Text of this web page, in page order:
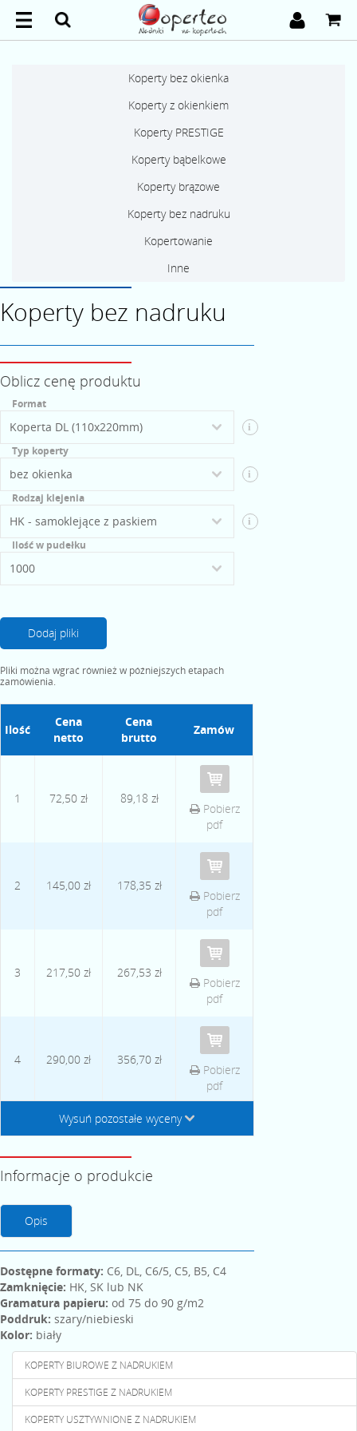
Koperty bez okienka
Koperty z okienkiem
Koperty PRESTIGE
Koperty bąbelkowe
Koperty brązowe
Koperty bez nadruku
Kopertowanie
Inne
Koperty bez nadruku
Oblicz cenę produktu
Format
i
Typ koperty
i
Rodzaj klejenia
i
Ilość w pudełku
Dodaj pliki
Pliki można wgrać również w późniejszych etapach
zamówienia.
Ilość
Cena
netto
Cena
brutto
Zamów
1 72,50 zł 89,18 zł
Pobierz
pdf
2 145,00 zł 178,35 zł
Pobierz
pdf
3 217,50 zł 267,53 zł
Pobierz
pdf
4 290,00 zł 356,70 zł
Pobierz
pdf
Wysuń pozostałe wyceny↓
Informacje o produkcie
Opis
Dostępne formaty: C6, DL, C6/5, C5, B5, C4
Zamknięcie: HK, SK lub NK
Gramatura papieru: od 75 do 90 g/m2
Poddruk: szary/niebieski
Kolor: biały
KOPERTY BIUROWE Z NADRUKIEM
KOPERTY PRESTIGE Z NADRUKIEM
KOPERTY USZTYWNIONE Z NADRUKIEM